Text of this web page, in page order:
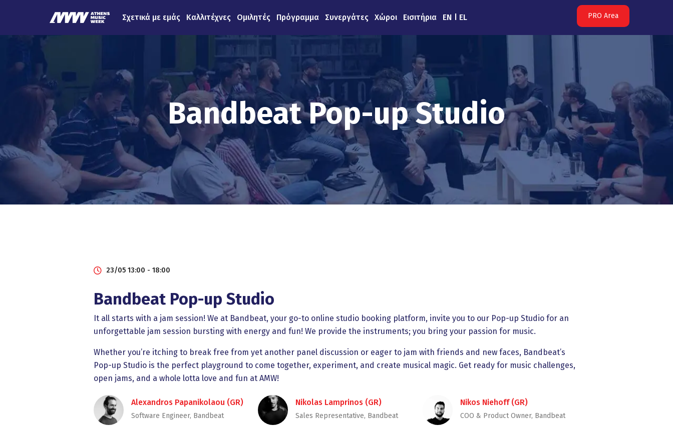
Σχετικά με εμάς Καλλιτέχνες Ομιλητές Πρόγραμμα Συνεργάτες Χώροι Εισιτήρια EN EL PRO Area
Bandbeat Pop-up Studio
23/05 13:00 - 18:00
Bandbeat Pop-up Studio
It all starts with a jam session! We at Bandbeat, your go-to online studio booking platform, invite you to our Pop-up Studio for an
unforgettable jam session bursting with energy and fun! We provide the instruments; you bring your passion for music.
Whether you’re itching to break free from yet another panel discussion or eager to jam with friends and new faces, Bandbeat’s
Pop-up Studio is the perfect playground to come together, experiment, and create musical magic. Get ready for music challenges,
open jams, and a whole lotta love and fun at AMW!
Alexandros Papanikolaou (GR)
Software Engineer, Bandbeat
Nikolas Lamprinos (GR)
Sales Representative, Bandbeat
Nikos Niehoff (GR)
COO & Product Owner, Bandbeat